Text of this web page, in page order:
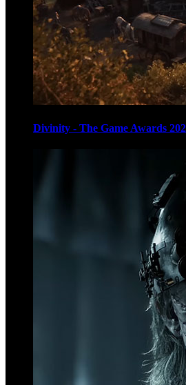
Divinity - The Game Awards